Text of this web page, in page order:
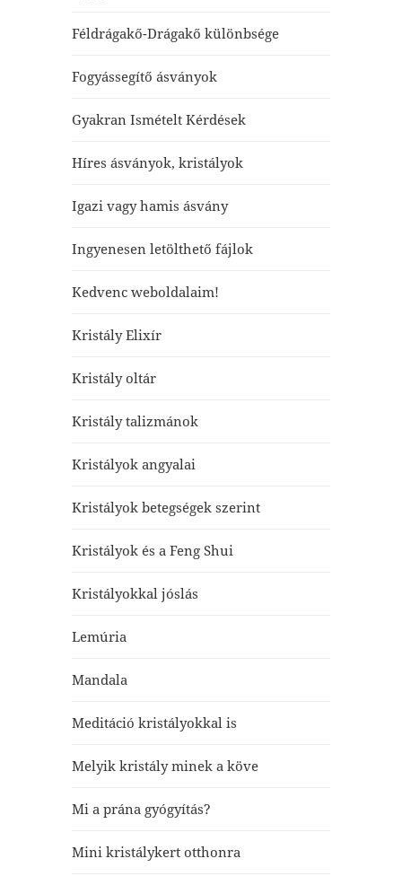
Féldrágakő-Drágakő különbsége
Fogyássegítő ásványok
Gyakran Ismételt Kérdések
Híres ásványok, kristályok
Igazi vagy hamis ásvány
Ingyenesen letölthető fájlok
Kedvenc weboldalaim!
Kristály Elixír
Kristály oltár
Kristály talizmánok
Kristályok angyalai
Kristályok betegségek szerint
Kristályok és a Feng Shui
Kristályokkal jóslás
Lemúria
Mandala
Meditáció kristályokkal is
Melyik kristály minek a köve
Mi a prána gyógyítás?
Mini kristálykert otthonra